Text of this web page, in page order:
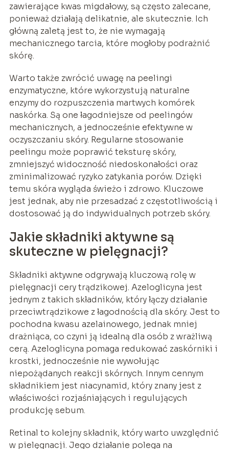
zawierające kwas migdałowy, są często zalecane,
ponieważ działają delikatnie, ale skutecznie. Ich
główną zaletą jest to, że nie wymagają
mechanicznego tarcia, które mogłoby podrażnić
skórę.
Warto także zwrócić uwagę na peelingi
enzymatyczne, które wykorzystują naturalne
enzymy do rozpuszczenia martwych komórek
naskórka. Są one łagodniejsze od peelingów
mechanicznych, a jednocześnie efektywne w
oczyszczaniu skóry. Regularne stosowanie
peelingu może poprawić teksturę skóry,
zmniejszyć widoczność niedoskonałości oraz
zminimalizować ryzyko zatykania porów. Dzięki
temu skóra wygląda świeżo i zdrowo. Kluczowe
jest jednak, aby nie przesadzać z częstotliwością i
dostosować ją do indywidualnych potrzeb skóry.
Jakie składniki aktywne są
skuteczne w pielęgnacji?
Składniki aktywne odgrywają kluczową rolę w
pielęgnacji cery trądzikowej. Azeloglicyna jest
jednym z takich składników, który łączy działanie
przeciwtrądzikowe z łagodnością dla skóry. Jest to
pochodna kwasu azelainowego, jednak mniej
drażniąca, co czyni ją idealną dla osób z wrażliwą
cerą. Azeloglicyna pomaga redukować zaskórniki i
krostki, jednocześnie nie wywołując
niepożądanych reakcji skórnych. Innym cennym
składnikiem jest niacynamid, który znany jest z
właściwości rozjaśniających i regulujących
produkcję sebum.
Retinal to kolejny składnik, który warto uwzględnić
w pielęgnacji. Jego działanie polega na